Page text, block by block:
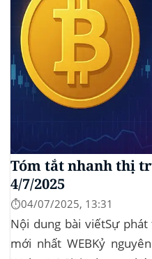
Tóm tắt nhanh thị
4/7/2025
⏱️04/07/2025, 13:31
Nội dung bài viếtSự
mới nhất WEBKỷ